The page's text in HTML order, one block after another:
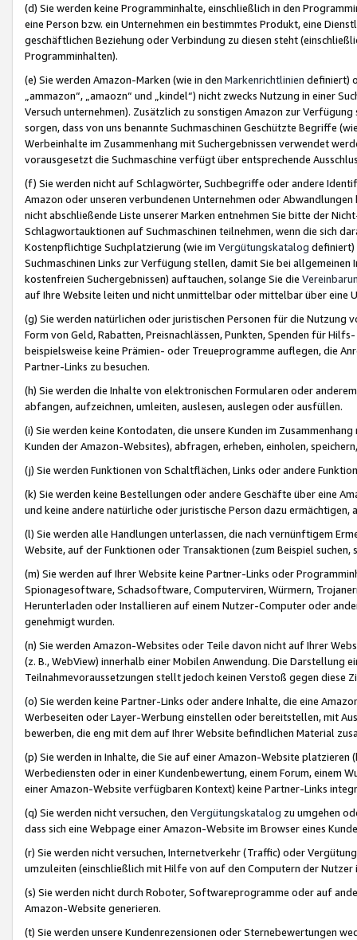
(d) Sie werden keine Programminhalte, einschließlich in den
eine Person bzw. ein Unternehmen ein bestimmtes Produkt, eine
geschäftlichen Beziehung oder Verbindung zu diesen steht
Programminhalten).
(e) Sie werden Amazon-Marken (wie in den Markenrichtlinien definiert)
„ammazon“, „amaozn“ und „kindel“) nicht zwecks Nutzung in einer
Versuch unternehmen). Zusätzlich zu sonstigen Amazon zur
sorgen, dass von uns benannte Suchmaschinen Geschützte Begriffe
Werbeinhalte im Zusammenhang mit Suchergebnissen verwendet
vorausgesetzt die Suchmaschine verfügt über entsprechende
(f) Sie werden nicht auf Schlagwörter, Suchbegriffe oder andere
Amazon oder unseren verbundenen Unternehmen oder
nicht abschließende Liste unserer Marken entnehmen Sie bitte der
Schlagwortauktionen auf Suchmaschinen teilnehmen, wenn die sich
Kostenpflichtige Suchplatzierung (wie im Vergütungskatalog definiert)
Suchmaschinen Links zur Verfügung stellen, damit Sie bei
kostenfreien Suchergebnissen) auftauchen, solange Sie die
auf Ihre Website leiten und nicht unmittelbar oder mittelbar über eine
(g) Sie werden natürlichen oder juristischen Personen für die Nutzung
Form von Geld, Rabatten, Preisnachlässen, Punkten, Spenden für
beispielsweise keine Prämien- oder Treueprogramme auflegen, die
Partner-Links zu besuchen.
(h) Sie werden die Inhalte von elektronischen Formularen oder
abfangen, aufzeichnen, umleiten, auslesen, auslegen oder ausfüllen.
(i) Sie werden keine Kontodaten, die unsere Kunden im
Kunden der Amazon-Websites), abfragen, erheben, einholen,
(j) Sie werden Funktionen von Schaltflächen, Links oder andere
(k) Sie werden keine Bestellungen oder andere Geschäfte über eine
und keine andere natürliche oder juristische Person dazu
(l) Sie werden alle Handlungen unterlassen, die nach vernünftigem
Website, auf der Funktionen oder Transaktionen (zum Beispiel
(m) Sie werden auf Ihrer Website keine Partner-Links oder
Spionagesoftware, Schadsoftware, Computerviren, Würmern,
Herunterladen oder Installieren auf einem Nutzer-Computer oder
genehmigt wurden.
(n) Sie werden Amazon-Websites oder Teile davon nicht auf Ihrer
(z. B., WebView) innerhalb einer Mobilen Anwendung. Die Darstellung
Teilnahmevoraussetzungen stellt jedoch keinen Verstoß gegen diese
(o) Sie werden keine Partner-Links oder andere Inhalte, die eine
Werbeseiten oder Layer-Werbung einstellen oder bereitstellen, mit
bewerben, die eng mit dem auf Ihrer Website befindlichen Material
(p) Sie werden in Inhalte, die Sie auf einer Amazon-Website
Werbediensten oder in einer Kundenbewertung, einem Forum, einem
einer Amazon-Website verfügbaren Kontext) keine Partner-Links
(q) Sie werden nicht versuchen, den Vergütungskatalog zu umgehen
dass sich eine Webpage einer Amazon-Website im Browser eines
(r) Sie werden nicht versuchen, Internetverkehr (Traffic) oder
umzuleiten (einschließlich mit Hilfe von auf den Computern der
(s) Sie werden nicht durch Roboter, Softwareprogramme oder auf
Amazon-Website generieren.
(t) Sie werden unsere Kundenrezensionen oder Sternebewertungen